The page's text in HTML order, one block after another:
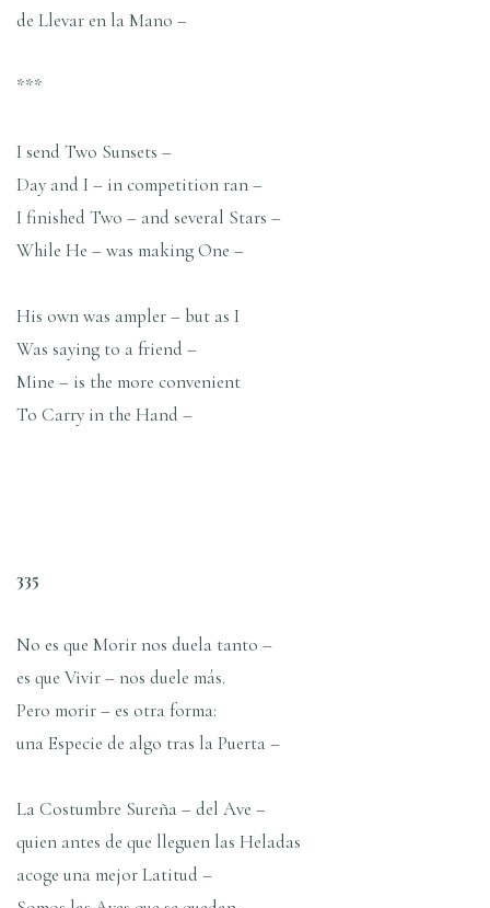
de Llevar en la Mano –
***
I send Two Sunsets –
Day and I – in competition ran –
I finished Two – and several Stars –
While He – was making One –
His own was ampler – but as I
Was saying to a friend –
Mine – is the more convenient
To Carry in the Hand –
335
No es que Morir nos duela tanto –
es que Vivir – nos duele más.
Pero morir – es otra forma:
una Especie de algo tras la Puerta –
La Costumbre Sureña – del Ave –
quien antes de que lleguen las Heladas
acoge una mejor Latitud –